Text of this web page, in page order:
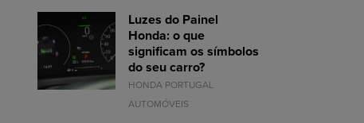
Luzes do Painel
Honda: o que
significam os símbolos
do seu carro?
HONDA PORTUGAL
AUTOMÓVEIS